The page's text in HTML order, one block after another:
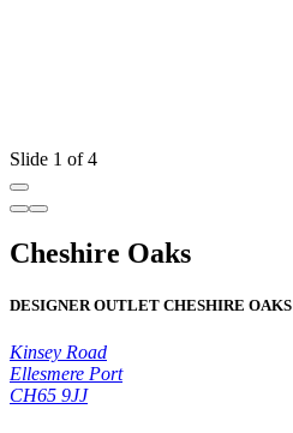
Slide 1 of 4
Cheshire Oaks
DESIGNER OUTLET CHESHIRE OAKS
Kinsey Road
Ellesmere Port
CH65 9JJ